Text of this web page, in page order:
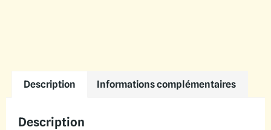
Description Informations complémentaires
Description